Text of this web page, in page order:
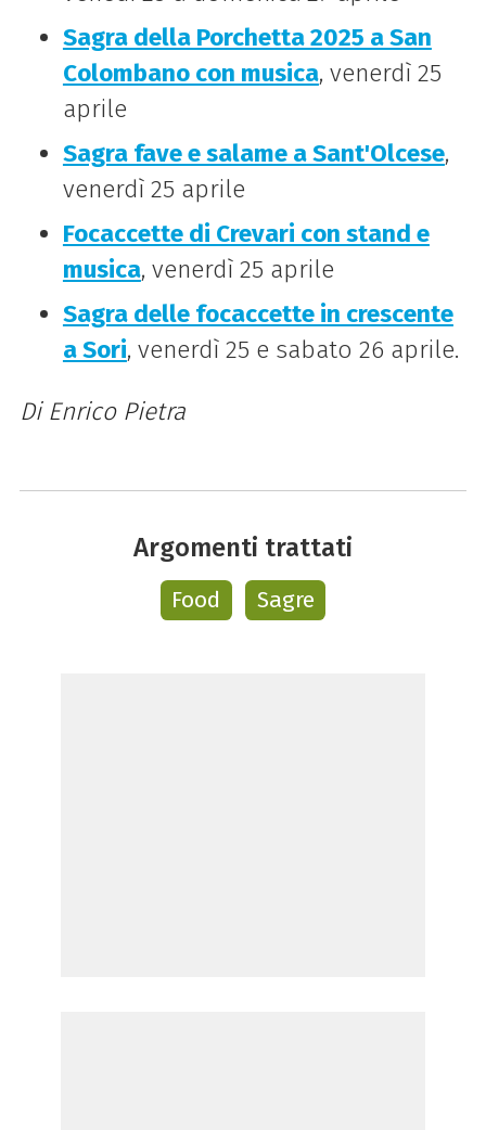
Sagra della Porchetta 2025 a San
Colombano con musica, venerdì 25
aprile
Sagra fave e salame a Sant'Olcese,
venerdì 25 aprile
Focaccette di Crevari con stand e
musica, venerdì 25 aprile
Sagra delle focaccette in crescente
a Sori, venerdì 25 e sabato 26 aprile.
Di Enrico Pietra
Argomenti trattati
Food Sagre